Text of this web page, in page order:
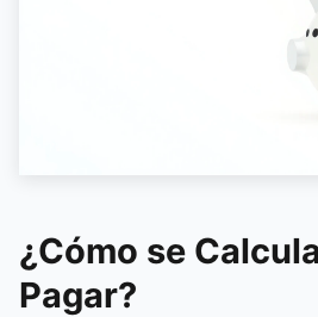
¿Cómo se
Pagar?